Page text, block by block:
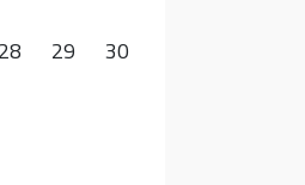
28 29 30